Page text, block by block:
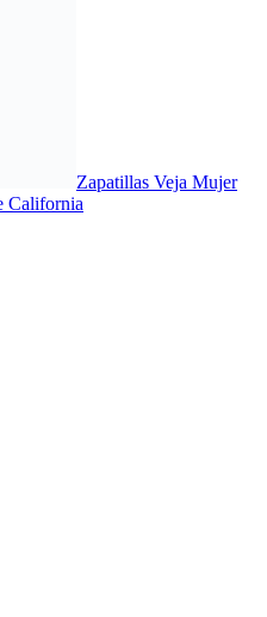
Zapatillas Veja Mujer
California